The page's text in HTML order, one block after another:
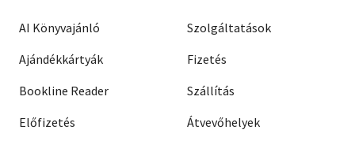
AI Könyvajánló
Ajándékkártyák
Bookline Reader
Előfizetés
Szolgáltatások
Fizetés
Szállítás
Átvevőhelyek